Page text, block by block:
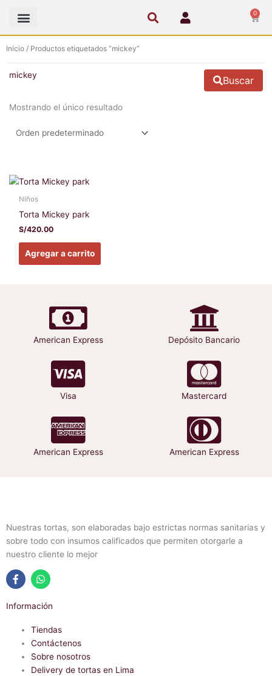
contenido
0
Cart
Inicio / Productos etiquetados “mickey”
mickey Buscar
Mostrando el único resultado
Niños
Torta Mickey park
S/420.00
Agregar a carrito
página
American Express Depósito Bancario
Visa Mastercard
American Express American Express
Nuestras tortas, son elaboradas bajo estrictas normas sanitarias y
sobre todo con insumos calificados que permiten otorgarle a
nuestro cliente lo mejor
F
a
c
W
h
a
s
a
p
p
Información
Tiendas
Contáctenos
Sobre nosotros
Delivery de tortas en Lima